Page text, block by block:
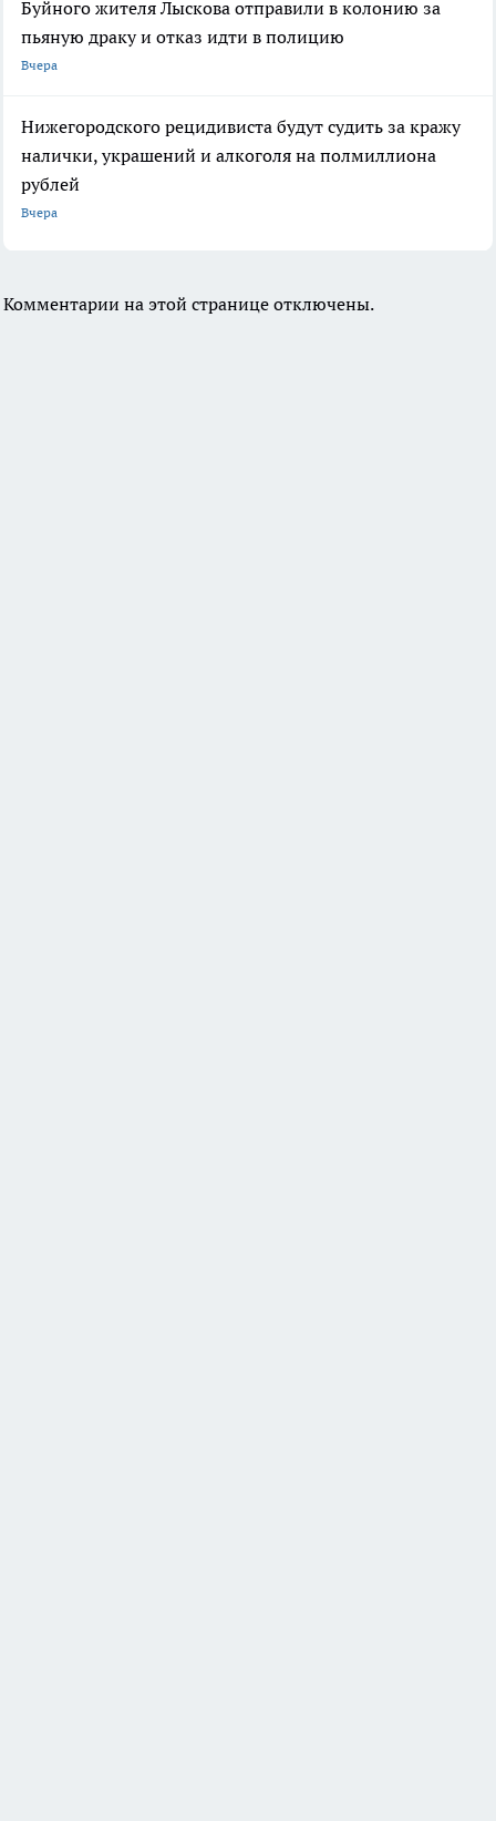
Буйного жителя Лыскова отправили в колонию за
пьяную драку и отказ идти в полицию
Вчера
Нижегородского рецидивиста будут судить за кражу
налички, украшений и алкоголя на полмиллиона
рублей
Вчера
Комментарии на этой странице отключены.